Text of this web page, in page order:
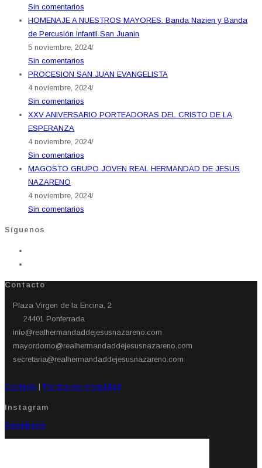
Sin comentarios
HOMENAJE A NUESTROS MAYORES. Banda Nazien y Banda
de Percusión Infantil San Juanin
5 noviembre, 2024/
Sin comentarios
PROCESION SAN JUAN EVANGELISTA
4 noviembre, 2024/
Sin comentarios
XXV ANIVERSARIO PORTEADORAS DEL CRISTO DE LA
ESPERANZA
4 noviembre, 2024/
Sin comentarios
MAGOSTO GRUPO JOVEN REAL HERMANDAD DE JESUS
NAZARENO
4 noviembre, 2024/
Sin comentarios
Síguenos
Contacto
Plaza Virgen de la Encina, 2
24401 Ponferrada​
info@realhermandaddejesusnazareno.com
mayordomo@realhermandaddejesusnazareno.com
secretaria@realhermandaddejesusnazareno.com
Contacto | Política de privacidad
Instagram
Facebook